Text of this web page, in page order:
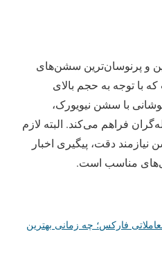
و پرنوسان‌ترین سشن‌های
با توجه به حجم بالای
با سشن نیویورک،
فراهم می‌کند. البته لازم
دقت، پیگیری اخبار
مناسب است.
فارکس؛ چه زمانی بهترین